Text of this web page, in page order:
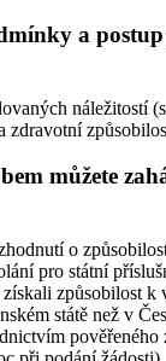
a
náležitostí
zdravotní
můžete
o
pro státní
způsobilost k
státě než v
pověřeného